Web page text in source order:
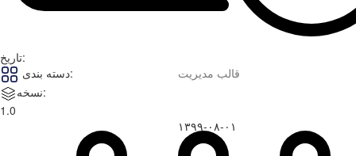
تاریخ:
دسته بندی:
قالب مدیریت
نسخه:
1.0
۱۳۹۹-۰۸-۰۱